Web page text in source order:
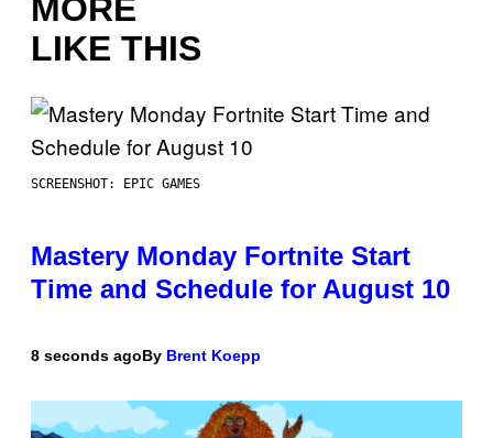
MORE
LIKE THIS
SCREENSHOT: EPIC GAMES
Mastery Monday Fortnite Start
Time and Schedule for August 10
8 seconds agoBy Brent Koepp